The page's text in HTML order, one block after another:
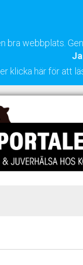
bra webbplats.
klicka här för att